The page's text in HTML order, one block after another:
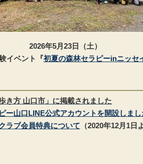
2026年5月23日（土）
イベント『初夏の森林セラピーinニッセ
き方 山口市」に掲載されました
ー山口LINE公式アカウントを開設しまし
ラブ会員特典について （2020年12月1日